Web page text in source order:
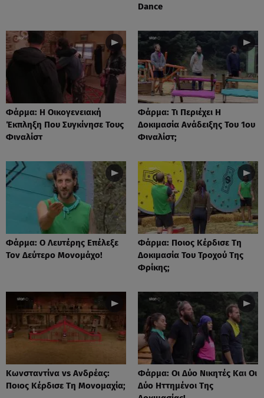
Dance
Φάρμα: Η Οικογενειακή
Έκπληξη Που Συγκίνησε Τους
Φιναλίστ
Φάρμα: Τι Περιέχει Η
Δοκιμασία Ανάδειξης Του 1ου
Φιναλίστ;
Φάρμα: Ο Λευτέρης Επέλεξε
Τον Δεύτερο Μονομάχο!
Φάρμα: Ποιος Κέρδισε Τη
Δοκιμασία Του Τροχού Της
Φρίκης;
Κωνσταντίνα vs Ανδρέας:
Ποιος Κέρδισε Τη Μονομαχία;
Φάρμα: Οι Δύο Νικητές Και Οι
Δύο Ηττημένοι Της